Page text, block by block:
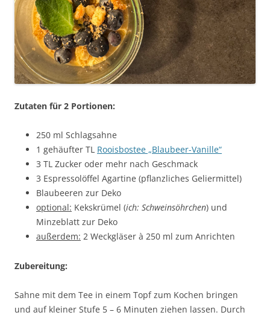
Zutaten für 2 Portionen:
250 ml Schlagsahne
1 gehäufter TL Rooisbostee „Blaubeer-Vanille“
3 TL Zucker oder mehr nach Geschmack
3 Espressolöffel Agartine (pflanzliches Geliermittel)
Blaubeeren zur Deko
optional: Kekskrümel (ich: Schweinsöhrchen) und
Minzeblatt zur Deko
außerdem: 2 Weckgläser à 250 ml zum Anrichten
Zubereitung:
Sahne mit dem Tee in einem Topf zum Kochen bringen
und auf kleiner Stufe 5 – 6 Minuten ziehen lassen. Durch